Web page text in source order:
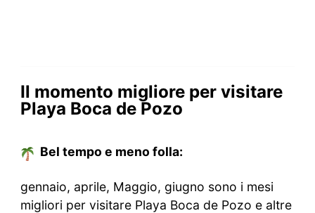
Il momento migliore per visitare
Playa Boca de Pozo
Bel tempo e meno folla:
gennaio, aprile, Maggio, giugno sono i mesi
migliori per visitare Playa Boca de Pozo e altre